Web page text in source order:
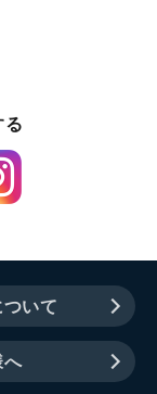
る
いて
へ